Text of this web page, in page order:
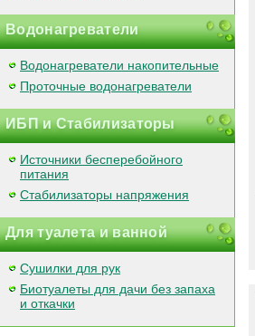
Водонагреватели
Водонагреватели накопительные
Проточные водонагреватели
ИБП и Стабилизаторы
Источники бесперебойного
питания
Стабилизаторы напряжения
Для туалета и ванной
Сушилки для рук
Биотуалеты для дачи без запаха
и откачки